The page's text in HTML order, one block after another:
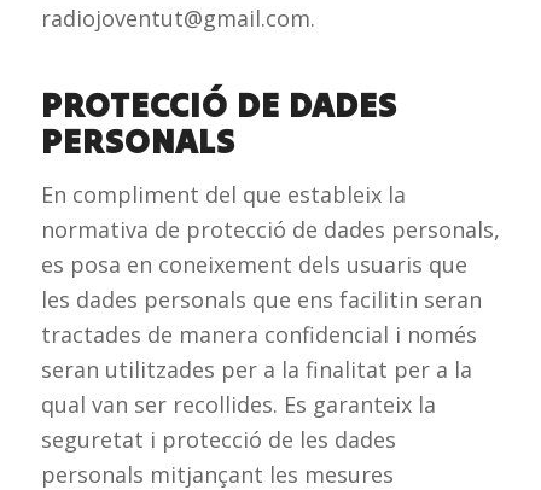
radiojoventut@gmail.com.
PROTECCIÓ DE DADES
PERSONALS
En compliment del que estableix la
normativa de protecció de dades personals,
es posa en coneixement dels usuaris que
les dades personals que ens facilitin seran
tractades de manera confidencial i només
seran utilitzades per a la finalitat per a la
qual van ser recollides. Es garanteix la
seguretat i protecció de les dades
personals mitjançant les mesures